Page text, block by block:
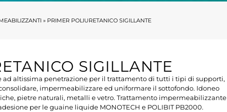
» PRIMER POLIURETANICO SIGILLANTE
SIGILLANTE
altissima penetrazione per il trattamento di tutti i tipi di supporti,
impermeabilizzare ed uniformare il sottofondo. Idoneo
pietre naturali, metalli e vetro. Trattamento impermeabilizzante
per le guaine liquide MONOTECH e POLIBIT PB2000.